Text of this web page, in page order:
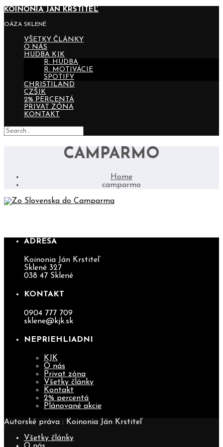
KOINONIA JÁN KRSTITEĽ
OÁZA SKLENÉ
VŠETKY ČLÁNKY
O NÁS
HUDBA KJK
R: HUDBA
R: MOTIVÁCIE
SPOTIFY
CHRISTILAND
CZŠJK
2% PERCENTÁ
PRIVAT ZÓNA
KONTAKT
CAMPARMO
Home
camparmo
ADRESA
Koinonia Ján Krstiteľ
Sklené 327
038 47 Sklené
KONTAKT
0904 777 709
sklene@kjk.sk
NEPRIEHLIADNI
KJK
O nás
Privat zóna
Všetky články
Kontakt
2% percentá
Plánované akcie
Autorské práva : Koinonia Ján Krstiteľ
Všetky články